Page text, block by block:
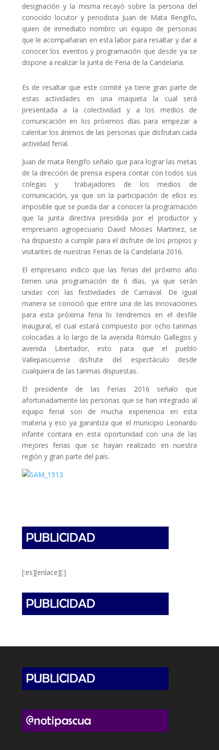
designación y la misma recayó sobre la persona del
conocido locutor y periodista Juan de Mata Rengifo,
quien de inmediato nombro un equipo de personas
que le acompañaran en esta labor para resaltar y dar a
conocer los eventos y programación que desde ya se
dispone a realizar la junta de Feria de la Candelaria.
Es de resaltar que este comité ya tiene gran parte de
estas actividades en una maqueta la cual será
presentada a la colectividad y a los medios de
comunicación en los próximos días para empezar a
calentar los ánimos de las personas que disfrutan cada
actividad ferial.
Juan de mata Rengifo señalo que para lograr las metas
de la dirección de prensa espera contar con todos sus
colegas y trabajadores de los medios de
comunicación, ya que sin la participación de ellos es
imposible que se pueda dar a conocer la programación
que la junta directiva presidida por el productor y
empresario agropecuario David Moises Martinez, se
ha dispuesto a cumplir para el disfrute de los propios y
visitantes de nuestras Ferias de la Candelaria 2016.
El empresario indico que las ferias del próximo año
tienen una programación de 6 días, ya que serán
unidas con las festividades de Carnaval. De igual
manera se conoció que entre una de las innovaciones
para esta próxima feria lo tendremos en el desfile
inaugural, el cual estará compuesto por ocho tarimas
colocadas a lo largo de la avenida Rómulo Gallegos y
avenida Libertador, esto para que el pueblo
Vallepascuense disfrute del espectáculo desde
cualquiera de las tarimas dispuestas.
El presidente de las Ferias 2016 señalo que
afortunadamente las personas que se han integrado al
equipo ferial son de mucha experiencia en esta
materia y eso ya garantiza que el municipio Leonardo
infante contara en esta oportunidad con una de las
mejores ferias que se hayan realizado en nuestra
región y gran parte del país.
[:es][enlace][:]